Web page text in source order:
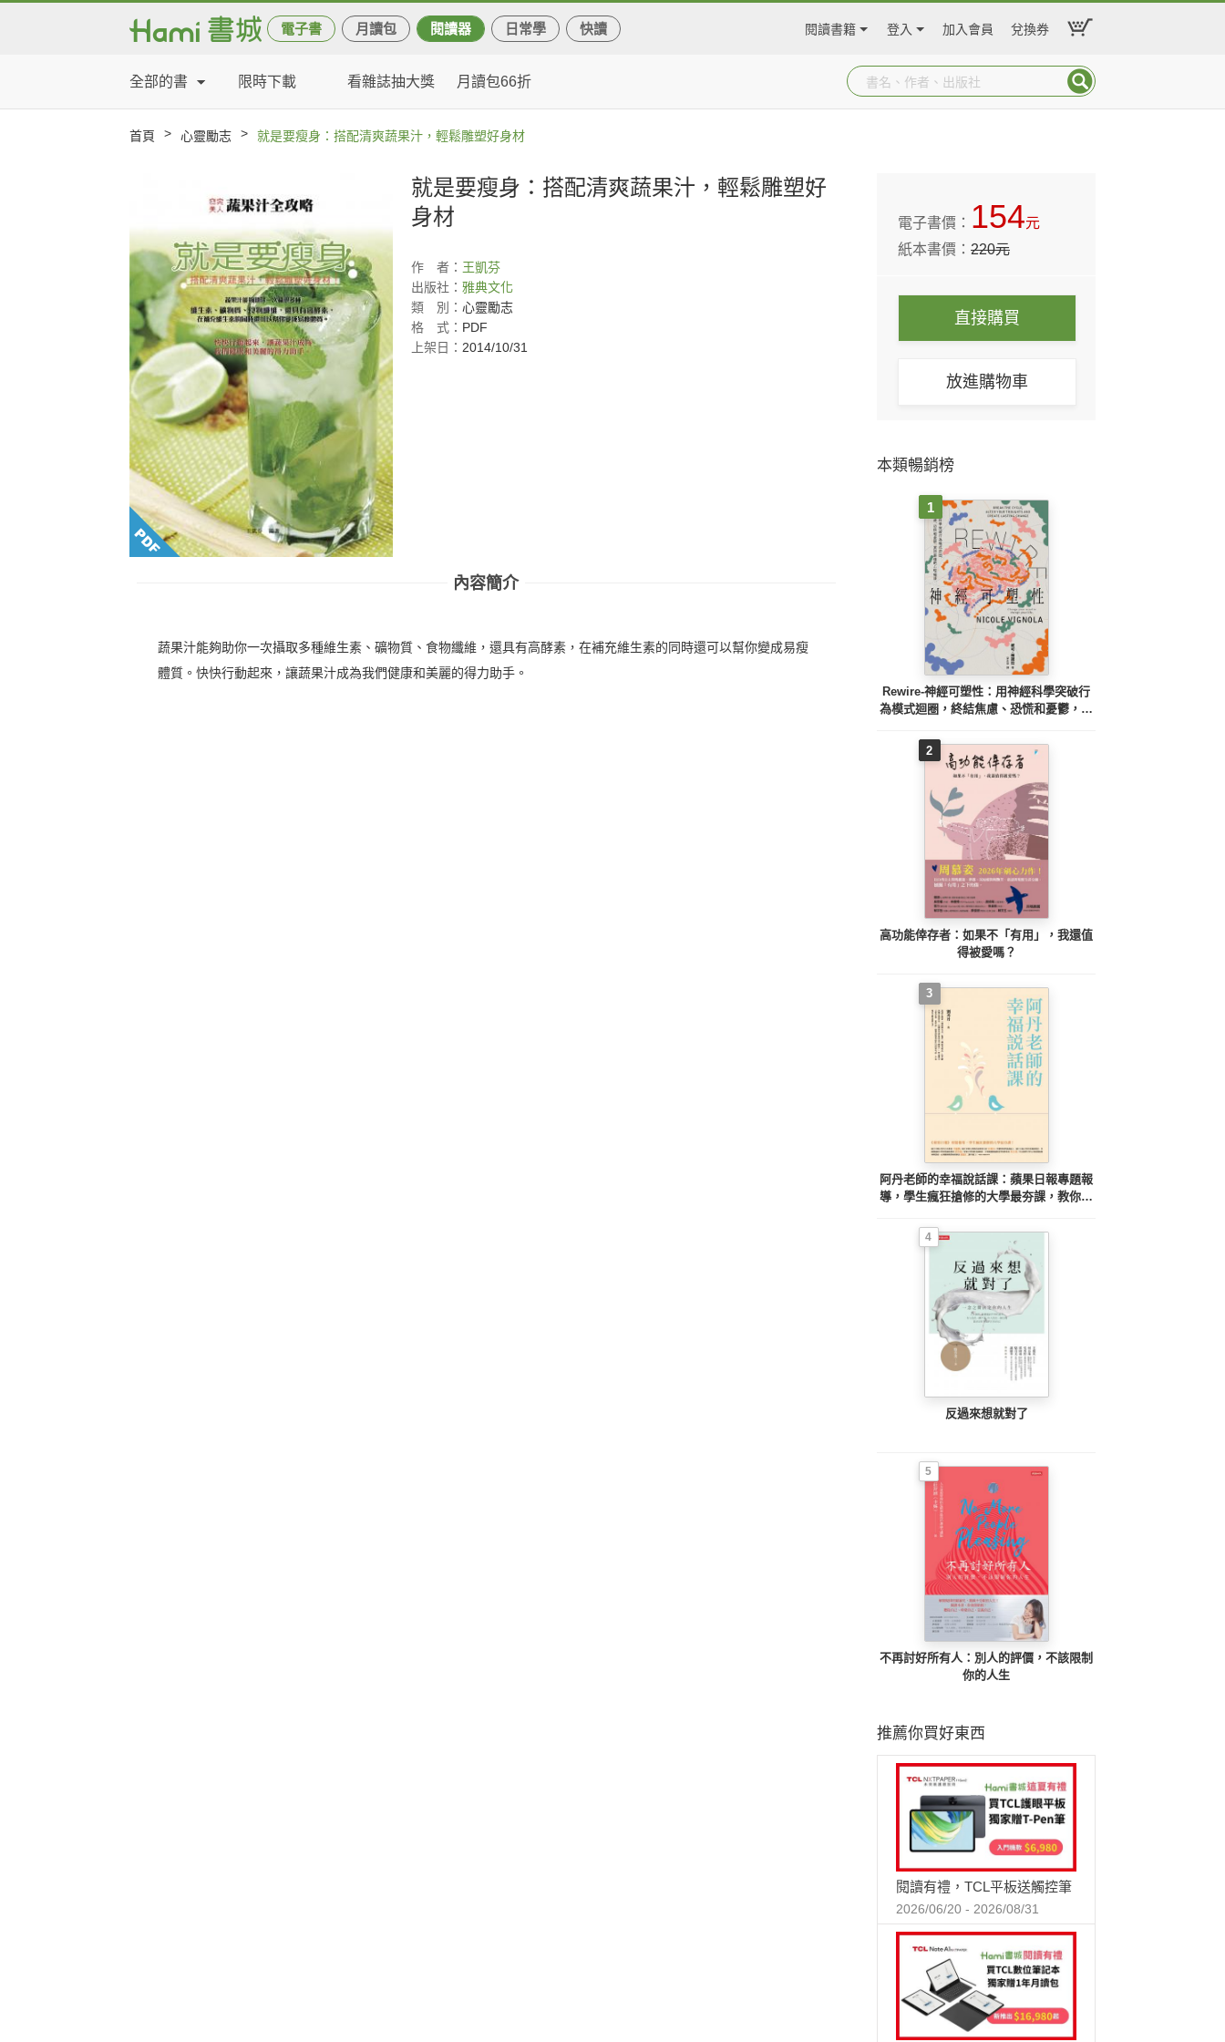
電子書 月讀包 閱讀器 日常學 快讀 閱讀書籍 登入 加入會員 兌換券
全部的書 限時下載 看雜誌抽大獎 月讀包66折
首頁 > 心靈勵志 > 就是要瘦身：搭配清爽蔬果汁，輕鬆雕塑好身材
就是要瘦身：搭配清爽蔬果汁，輕鬆雕塑好
身材
作 者： 王凱芬
出版社： 雅典文化
類
別： 心靈勵志
格
式： PDF
上架日： 2014/10/31
內容簡介
蔬果汁能夠助你一次攝取多種維生素、礦物質、食物纖維，還具有高酵素，在補充維生素的同時還可以幫你變成易瘦
體質。快快行動起來，讓蔬果汁成為我們健康和美麗的得力助手。
電子書價： 154元
紙本書價：220元
直接購買
放進購物車
本類暢銷榜
1
Rewire-神經可塑性：用神經科學突破行
為模式迴圈，終結焦慮、恐慌和憂鬱，實
2
高功能倖存者：如果不「有用」，我還值
得被愛嗎？
3
阿丹老師的幸福說話課：蘋果日報專題報
導，學生瘋狂搶修的大學最夯課，教你不
4
反過來想就對了
5
不再討好所有人：別人的評價，不該限制
你的人生
推薦你買好東西
閱讀有禮，TCL平板送觸控筆
2026/06/20 - 2026/08/31